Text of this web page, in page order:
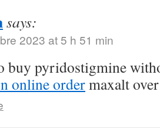
says:
2023 at 5 h 51 min
buy pyridostigmine
online ordermaxalt